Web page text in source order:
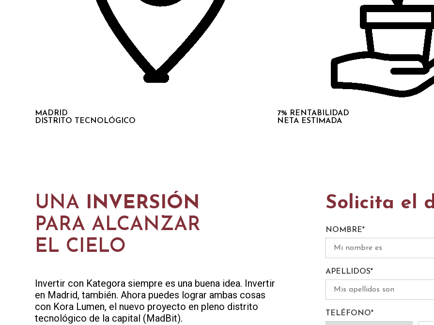
MADRID
DISTRITO TECNOLÓGICO
7% RENTABILIDAD
NETA ESTIMADA
UNA INVERSIÓN
PARA ALCANZAR
EL CIELO
Invertir con Kategora siempre es una buena idea. Invertir
en Madrid, también. Ahora puedes lograr ambas cosas
con Kora Lumen, el nuevo proyecto en pleno distrito
tecnológico de la capital (MadBit).
Solicita el
NOMBRE*
APELLIDOS*
TELÉFONO*